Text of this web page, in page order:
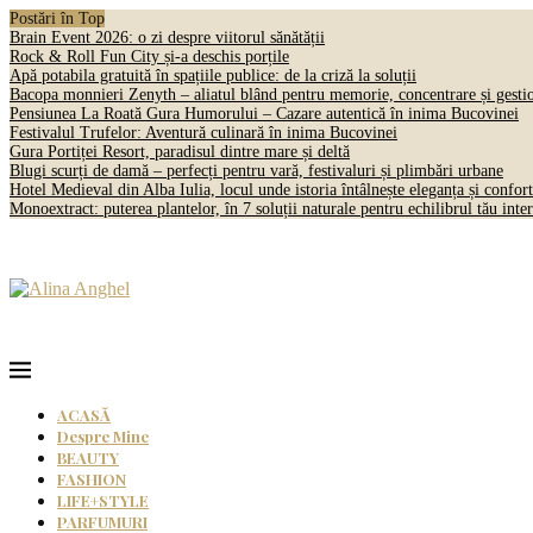
Postări în Top
Brain Event 2026: o zi despre viitorul sănătății
Rock & Roll Fun City și-a deschis porțile
Apă potabila gratuită în spațiile publice: de la criză la soluții
Bacopa monnieri Zenyth – aliatul blând pentru memorie, concentrare și
Pensiunea La Roată Gura Humorului – Cazare autentică în inima Bucovinei
Festivalul Trufelor: Aventură culinară în inima Bucovinei
Gura Portiței Resort, paradisul dintre mare și deltă
Blugi scurți de damă – perfecți pentru vară, festivaluri și plimbări urbane
Hotel Medieval din Alba Iulia, locul unde istoria întâlnește eleganța și
Monoextract: puterea plantelor, în 7 soluții naturale pentru echilibrul tău
ACASĂ
Despre Mine
BEAUTY
FASHION
LIFE+STYLE
PARFUMURI